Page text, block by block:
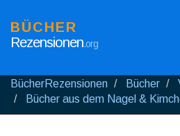
BÜCHER
Rezensionen.org
BücherRezensionen Bücher
Bücher aus dem Nagel &